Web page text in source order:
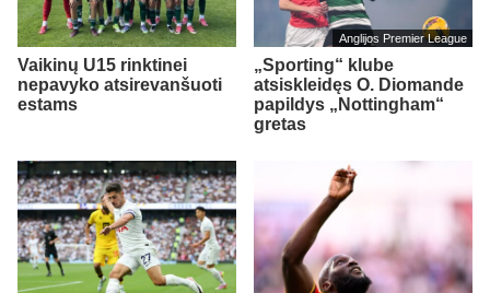
Vaikinų U15 rinktinei
nepavyko atsirevanšuoti
estams
Anglijos Premier League
„Sporting“ klube
atsiskleidęs O. Diomande
papildys „Nottingham“
gretas